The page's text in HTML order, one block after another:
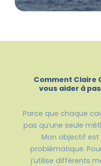
Comment Claire
vous aider à
Parce que chaque
pas qu’une seule
Mon objectif est
problématique.
j’utilise différents